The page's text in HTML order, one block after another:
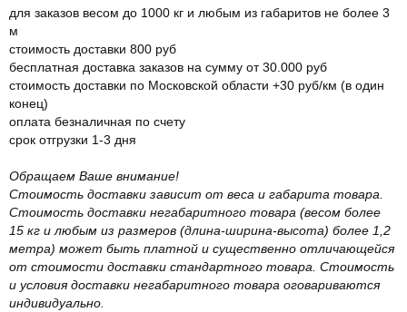
для заказов весом до 1000 кг и любым из габаритов не более 3
м
стоимость доставки 800 руб
бесплатная доставка заказов на сумму от 30.000 руб
стоимость доставки по Московской области +30 руб/км (в один
конец)
оплата безналичная по счету
срок отгрузки 1-3 дня
Обращаем Ваше внимание!
Стоимость доставки зависит от веса и габарита товара.
Стоимость доставки негабаритного товара (весом более
15 кг и любым из размеров (длина-ширина-высота) более 1,2
метра) может быть платной и существенно отличающейся
от стоимости доставки стандартного товара. Стоимость
и условия доставки негабаритного товара оговариваются
индивидуально.